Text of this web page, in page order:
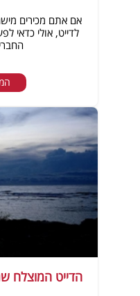
אם אתם מכירים
לדייט, אולי כדאי
הדייט המוצלח